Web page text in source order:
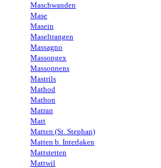
Maschwanden
Mase
Masein
Maseltrangen
Massagno
Massongex
Massonnens
Mastrils
Mathod
Mathon
Matran
Matt
Matten (St. Stephan)
Matten b. Interlaken
Mattstetten
Mattwil